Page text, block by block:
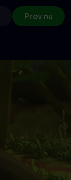
Prøv nu